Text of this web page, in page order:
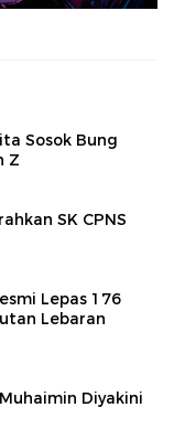
Sosok Bung
Z
SK CPNS
Lepas 176
Lebaran
Diyakini